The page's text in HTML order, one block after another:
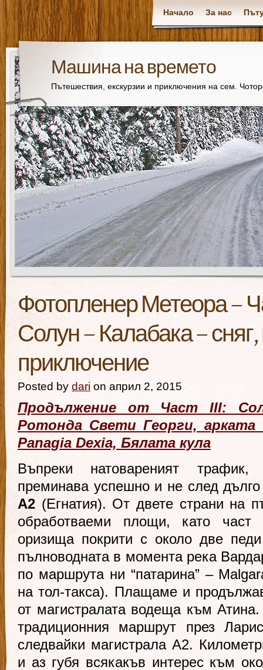
Начало За нас
Машина на времето
Пътешествия, екскурзии и приключения на сем.
Фотопленер Метеора –
Солун – Калабака –
приключение
Posted by dari on април 2, 2015
Продължение от Част III:
Ротонда Свети Георги, арката
Panagia Dexia, Бялата кула
Въпреки натовареният
преминава успешно и не след
А2 (Егнатия). От двете страни на
обработваеми площи, като част
оризища покрити с около две
пълноводната в момента река
по маршрута ни “патарина” –
на тол-такса). Плащаме и
от магистралата водеща към
традиционния маршрут през
следвайки магистрала А2.
и аз губя всякакъв интерес към